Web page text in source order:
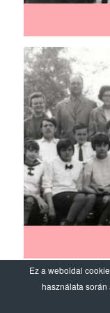
Ez a weboldal
használata